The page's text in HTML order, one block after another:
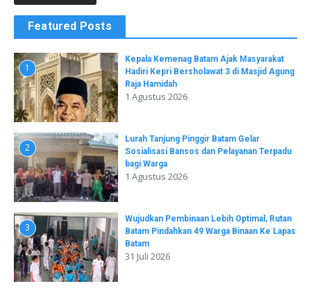
Featured Posts
1
Kepala Kemenag Batam Ajak Masyarakat
Hadiri Kepri Bersholawat 3 di Masjid Agung
Raja Hamidah
1 Agustus 2026
2
Lurah Tanjung Pinggir Batam Gelar
Sosialisasi Bansos dan Pelayanan Terpadu
bagi Warga
1 Agustus 2026
3
Wujudkan Pembinaan Lebih Optimal, Rutan
Batam Pindahkan 49 Warga Binaan Ke Lapas
Batam
31 Juli 2026